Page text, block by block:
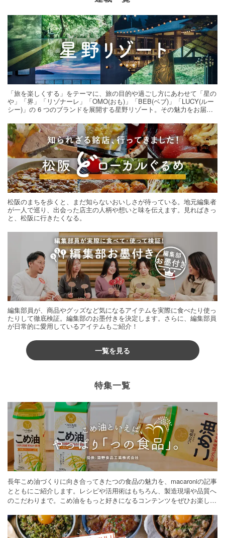
「旅を楽しくする」をテーマに、旅の目的や過ごし方にあわせて「星の
や」「界」「リゾナーレ」「OMO(おも)」「BEB(ベブ)」「LUCY(ルー
シー)」の 6 つのブランドを展開する星野リゾート。その魅力をお届け
松阪のまちを歩くと、まだ知らないおいしさが待っている。地元編集者
が一人で巡り、出会った店主の人柄や想いと味を伝えます。見ればきっ
と、松阪に行きたくなる。
編集部員が、商品やグッズなど気になるアイテムを実際に食べたり使っ
たりして徹底検証。編集部のお墨付きを決定します。さらに、編集部員
が日常的に愛用しているアイテムもご紹介！
一覧を見る
特集一覧
長年こめ油づくりに向き合ってきたつの食品の魅力を、macaroniの記事
とともにご紹介します。レシピや活用術はもちろん、製造現場や品質へ
のこだわりまで。こめ油をもっと好きになるコンテンツをぜひお楽しみ